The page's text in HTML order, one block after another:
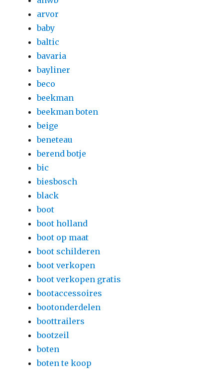
arvor
baby
baltic
bavaria
bayliner
beco
beekman
beekman boten
beige
beneteau
berend botje
bic
biesbosch
black
boot
boot holland
boot op maat
boot schilderen
boot verkopen
boot verkopen gratis
bootaccessoires
bootonderdelen
boottrailers
bootzeil
boten
boten te koop